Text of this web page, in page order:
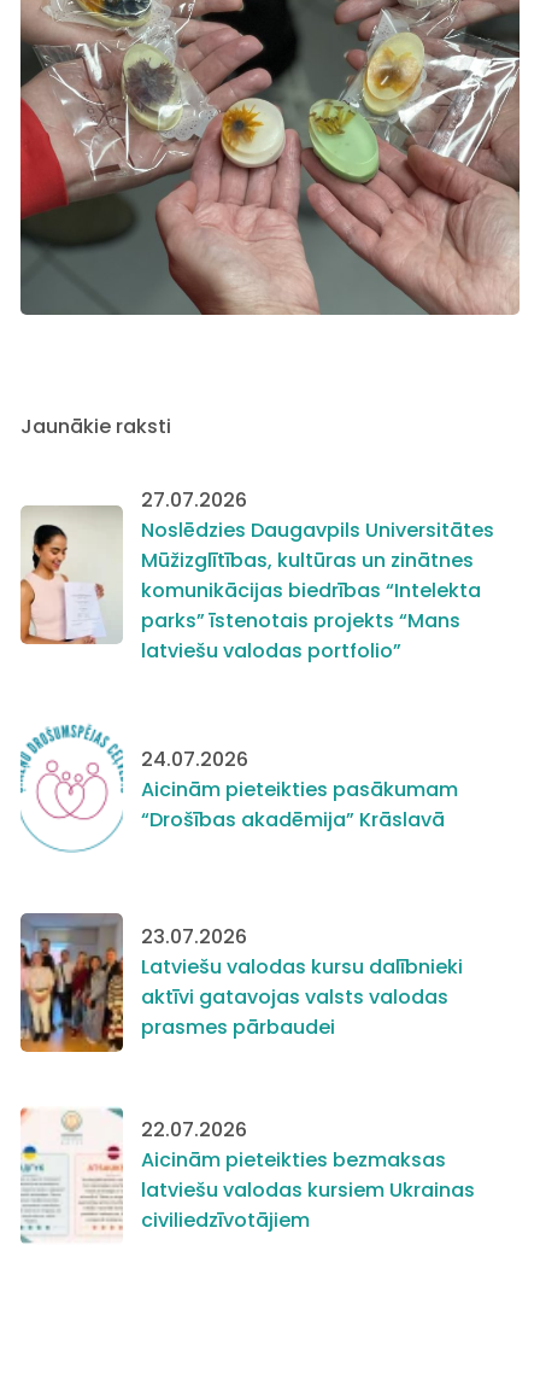
Jaunākie raksti
27.07.2026
Noslēdzies Daugavpils Universitātes
Mūžizglītības, kultūras un zinātnes
komunikācijas biedrības “Intelekta
parks” īstenotais projekts “Mans
latviešu valodas portfolio”
24.07.2026
Aicinām pieteikties pasākumam
“Drošības akadēmija” Krāslavā
23.07.2026
Latviešu valodas kursu dalībnieki
aktīvi gatavojas valsts valodas
prasmes pārbaudei
22.07.2026
Aicinām pieteikties bezmaksas
latviešu valodas kursiem Ukrainas
civiliedzīvotājiem